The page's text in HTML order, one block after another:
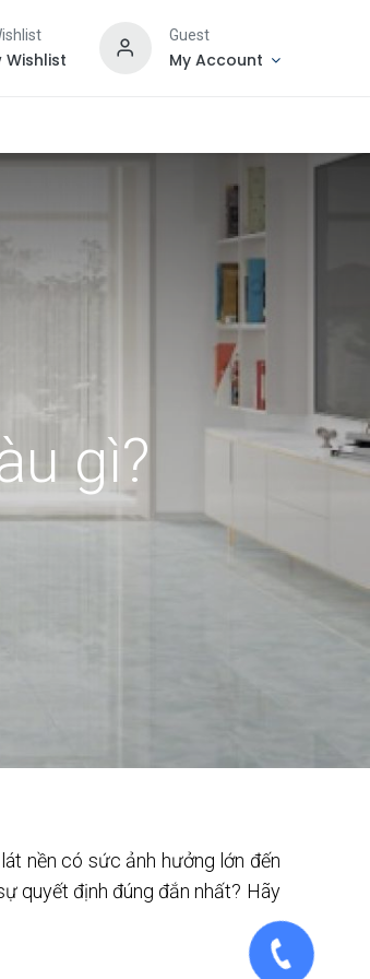
Wishlist
Guest
My Account
gì?
nền có sức ảnh hưởng lớn đến
quyết định đúng đắn nhất? Hãy